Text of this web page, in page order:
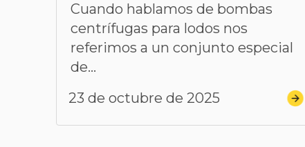
Cuando hablamos de bombas
centrífugas para lodos nos
referimos a un conjunto especial
de...
23 de octubre de 2025